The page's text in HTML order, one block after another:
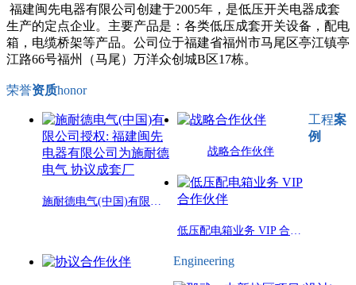
福建闽先电器有限公司创建于2005年，是低压开关电器成套
生产的定点企业。主要产品是：各类低压成套开关设备，配电
箱，电缆桥架等产品。公司位于福建省福州市马尾区亭江镇亭
江路66号福州（马尾）万洋众创城B区17栋。
荣誉资质honor
战略合作伙伴
工程案
例
Engineering